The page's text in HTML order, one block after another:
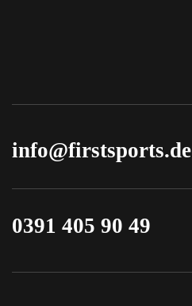
info@firstsports.de
0391 405 90 49